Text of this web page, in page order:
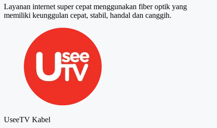
Layanan internet super cepat menggunakan fiber optik yang
memiliki keunggulan cepat, stabil, handal dan canggih.
UseeTV Kabel